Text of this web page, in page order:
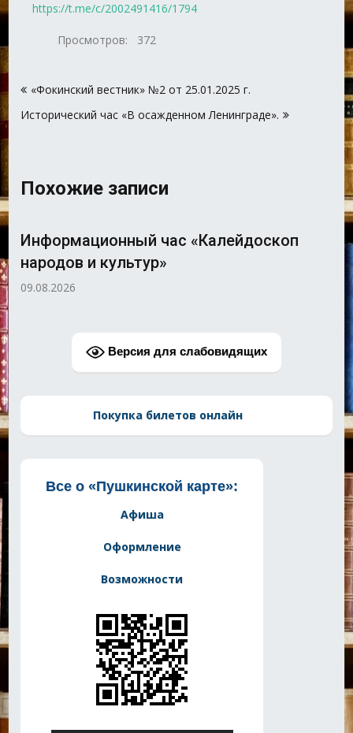
https://t.me/c/2002491416/1794
Просмотров: 372
по
записям
«Фокинский вестник» №2 от 25.01.2025 г.
Исторический час «В осажденном Ленинграде».
Похожие записи
час «Калейдоскоп
и культур»
Версия для слабовидящих
Покупка билетов онлайн
Все о «Пушкинской карте»:
Афиша
Оформление
Возможности